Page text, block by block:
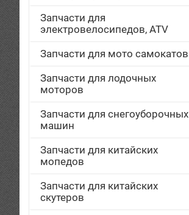
Запчасти для
электровелосипедов, ATV
Запчасти для мото самокатов
Запчасти для лодочных
моторов
Запчасти для снегоуборочных
машин
Запчасти для китайских
мопедов
Запчасти для китайских
скутеров